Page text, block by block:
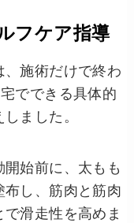
フケア指導
施術だけで終わ
でできる具体的
ました。
始前に、太もも
し、筋肉と筋肉
滑走性を高めま